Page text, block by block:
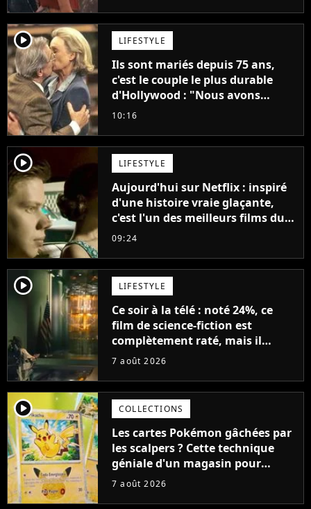
player2 LIFESTYLE
Ils sont mariés depuis 75 ans,
c'est le couple le plus durable
d'Hollywood : "Nous avons
avancé jour après jour, et les
décennies"
10:16
player2 LIFESTYLE
Aujourd'hui sur Netflix : inspiré
d'une histoire vraie glaçante,
c'est l'un des meilleurs films du
21ème siècle
09:24
player2 LIFESTYLE
Ce soir à la télé : noté 24%, ce
film de science-fiction est
complètement raté, mais il
aurait pu être encore pire à
7 août 2026
player2 COLLECTIONS
Les cartes Pokémon gâchées par
les scalpers ? Cette technique
géniale d'un magasin pour
ruiner les revendeurs
7 août 2026